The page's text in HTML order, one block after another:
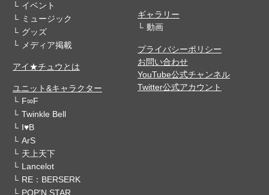
イベント
ミュージック
グッズ
メディア掲載
アイ★チュウとは
ユニット&キャラクター
F∞F
Twinkle Bell
I♥B
ArS
天上天下
Lancelot
RE：BERSERK
POP'N STAR
ギャラリー
動画
プライバシーポリシー
お問い合わせ
YouTube公式チャンネル
Twitter公式アカウント